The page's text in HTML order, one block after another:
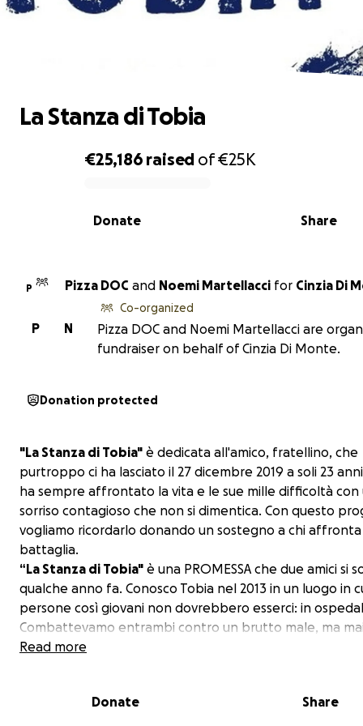
La Stanza di Tobia
0% complete
€25,186 raised of€25K
Share
Donate
La Stanza di Tobia
P Pizza DOC and Noemi Martellacci for Cinzia Di
N
P
Co-organized
Pizza DOC and Noemi Martellacci are
fundraiser on behalf of Cinzia Di Monte.
Donation protected
"La Stanza di Tobia" è dedicata all'amico, fratellino, che
purtroppo ci ha lasciato il 27 dicembre 2019 a soli 23
ha sempre affrontato la vita e le sue mille difficoltà con
sorriso contagioso che non si dimentica. Con questo
vogliamo ricordarlo donando un sostegno a chi affronta
battaglia.
“La Stanza di Tobia" è una PROMESSA che due amici si
qualche anno fa. Conosco Tobia nel 2013 in un luogo in
persone così giovani non dovrebbero esserci: in
Combattevamo entrambi contro un brutto male, ma
nei suoi occhi l’arresa. Sempre pronto con una parola
rendiamo conto che, spesso, non sono adeguati alle
Read more
Donate Share